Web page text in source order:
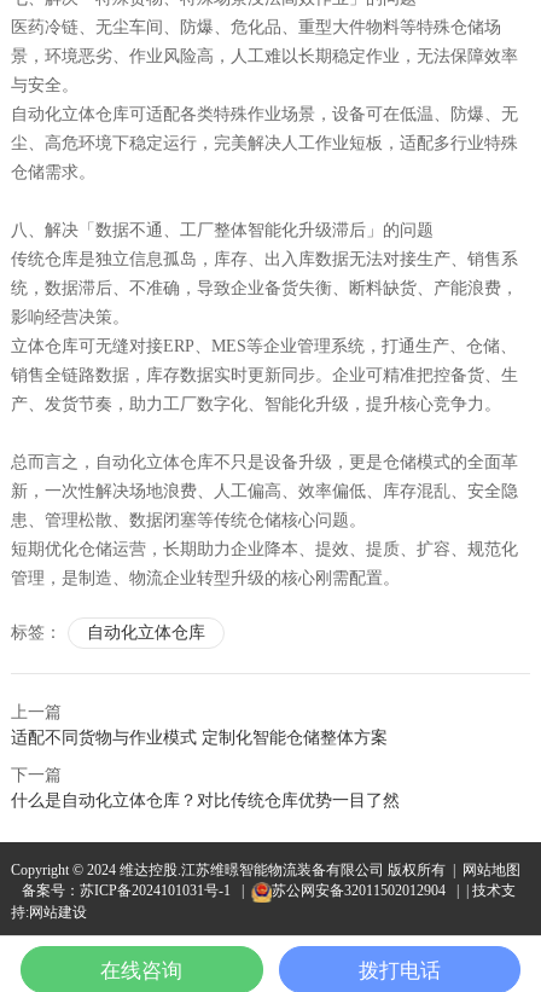
医药冷链、无尘车间、防爆、危化品、重型大件物料等特殊仓储场
景，环境恶劣、作业风险高，人工难以长期稳定作业，无法保障效率
与安全。
自动化立体仓库可适配各类特殊作业场景，设备可在低温、防爆、无
尘、高危环境下稳定运行，完美解决人工作业短板，适配多行业特殊
仓储需求。
八、解决「数据不通、工厂整体智能化升级滞后」的问题
传统仓库是独立信息孤岛，库存、出入库数据无法对接生产、销售系
统，数据滞后、不准确，导致企业备货失衡、断料缺货、产能浪费，
影响经营决策。
立体仓库可无缝对接ERP、MES等企业管理系统，打通生产、仓储、
销售全链路数据，库存数据实时更新同步。企业可精准把控备货、生
产、发货节奏，助力工厂数字化、智能化升级，提升核心竞争力。
总而言之，自动化立体仓库不只是设备升级，更是仓储模式的全面革
新，一次性解决场地浪费、人工偏高、效率偏低、库存混乱、安全隐
患、管理松散、数据闭塞等传统仓储核心问题。
短期优化仓储运营，长期助力企业降本、提效、提质、扩容、规范化
管理，是制造、物流企业转型升级的核心刚需配置。
标签： 自动化立体仓库
上一篇
适配不同货物与作业模式 定制化智能仓储整体方案
下一篇
什么是自动化立体仓库？对比传统仓库优势一目了然
Copyright © 2024 维达控股.江苏维暻智能物流装备有限公司 版权所有 | 网站地图
备案号： 苏ICP备2024101031号-1 | 苏公网安备32011502012904
| | 技术支
持:网站建设
在线咨询 拨打电话